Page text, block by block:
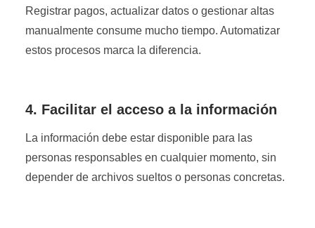
Registrar pagos, actualizar datos o gestionar altas
manualmente consume mucho tiempo. Automatizar
estos procesos marca la diferencia.
4. Facilitar el acceso a la información
La información debe estar disponible para las
personas responsables en cualquier momento, sin
depender de archivos sueltos o personas concretas.